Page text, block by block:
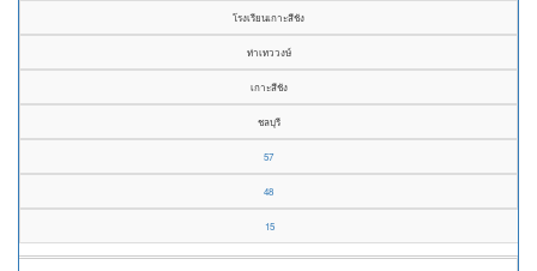
โรงเรียนเกาะสีชัง
ท่าเทววงษ์
เกาะสีชัง
ชลบุรี
57
48
15